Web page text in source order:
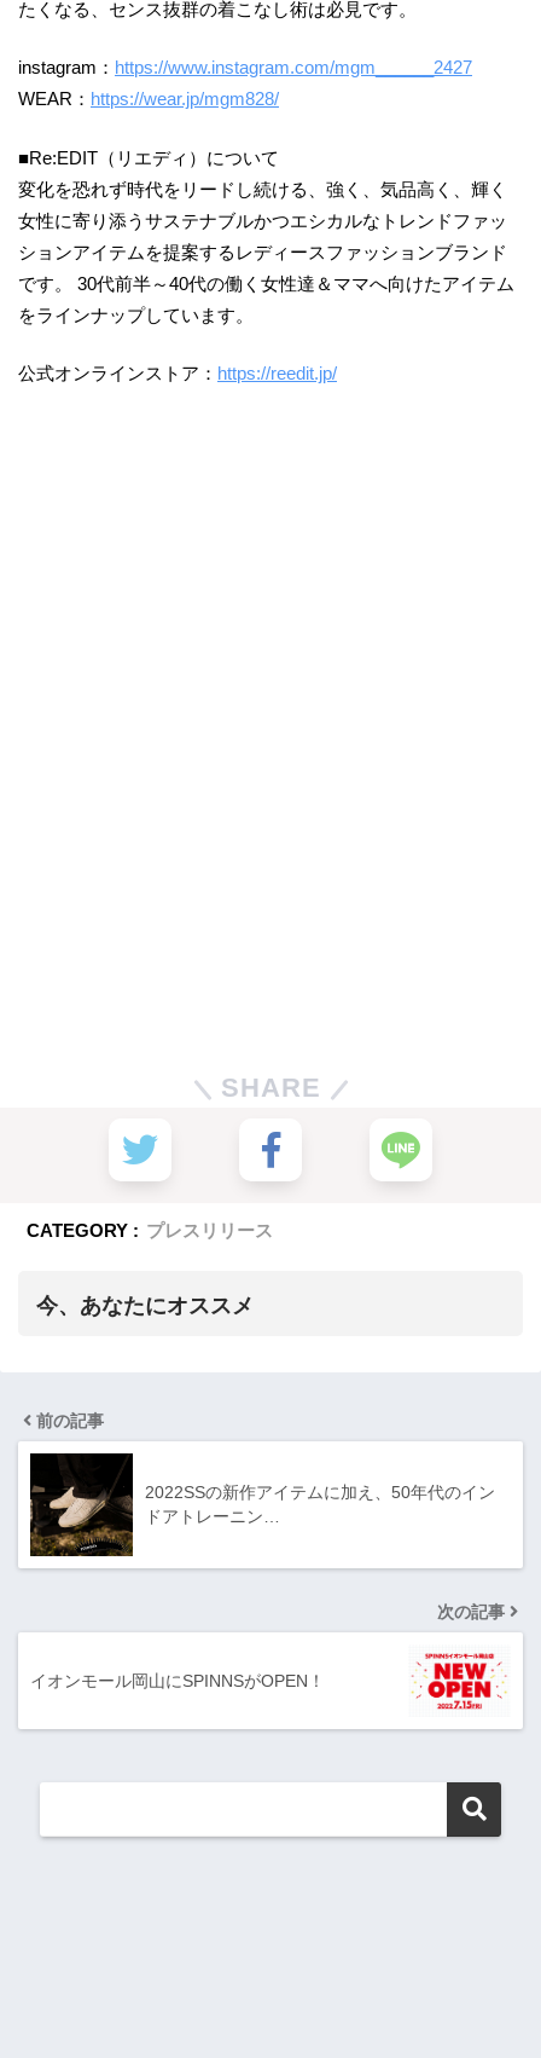
たくなる、センス抜群の着こなし術は必見です。
instagram： https://www.instagram.com/mgm______2427
WEAR： https://wear.jp/mgm828/
■Re:EDIT（リエディ）について
変化を恐れず時代をリードし続ける、強く、気品高く、輝く
女性に寄り添うサステナブルかつエシカルなトレンドファッ
ションアイテムを提案するレディースファッションブランド
です。 30代前半～40代の働く女性達＆ママへ向けたアイテム
をラインナップしています。
公式オンラインストア： https://reedit.jp/
SHARE
CATEGORY : プレスリリース
今、あなたにオススメ
前の記事
2022SSの新作アイテムに加え、50年代のイン
ドアトレーニン…
次の記事
イオンモール岡山にSPINNSがOPEN！